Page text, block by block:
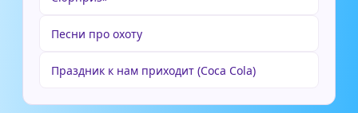
Песни про охоту
Праздник к нам приходит (Coca Cola)